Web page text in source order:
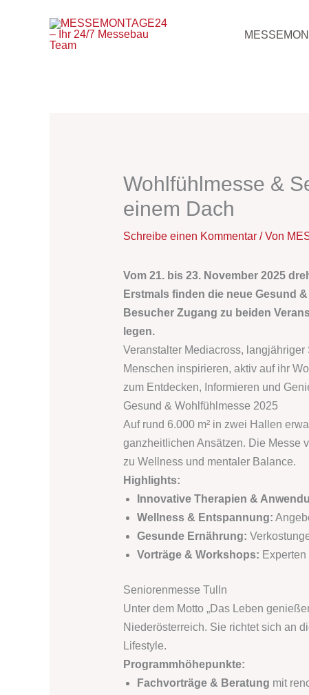
Wohlfühlmesse &
einem Dach
Schreibe einen Kommentar / Von
Vom 21. bis 23. November 2025
Erstmals finden die neue Gesund
Besucher Zugang zu beiden
legen.
Veranstalter Mediacross,
Menschen inspirieren, aktiv auf ihr
zum Entdecken, Informieren und
Gesund & Wohlfühlmesse 2025
Auf rund 6.000 m² in zwei Hallen
ganzheitlichen Ansätzen. Die Messe
zu Wellness und mentaler Balance.
Highlights:
Innovative Therapien &
Wellness & Entspannung:
Gesunde Ernährung:
Vorträge & Workshops:
Seniorenmesse Tulln
Unter dem Motto „Das Leben
Niederösterreich. Sie richtet sich an
Lifestyle.
Programmhöhepunkte:
Fachvorträge & Beratung mit